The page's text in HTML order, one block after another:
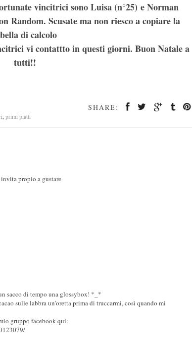
vincitrici sono Luisa (n°25) e Norman
Random. Scusate ma non riesco a copiare la
di calcolo
vi contattto in questi giorni. Buon Natale a
tutti!!
SHARE:
, primi piatti
propio a gustare
sacco di tempo una glossybox! *_*
sulle labbra un'oretta prima di truccarmi, così quando mi
gruppo facebook qui: